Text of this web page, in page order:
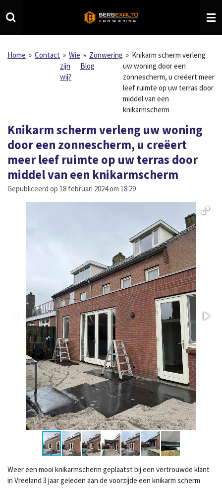
direct
hoofdinhoud
Home » Contact » Wie
zijn
wij?
» Zonwering
Blog
» Knikarm scherm verleng
uw woning door een
zonnescherm, u creëert meer
leef ruimte op uw terras door
middel van een
knikarmscherm
Knikarm scherm verleng uw woning
door een zonnescherm, u creëert
meer leef ruimte op uw terras door
middel van een knikarmscherm
Gepubliceerd op 18 februari 2024 om 18:29
Weer een mooi knikarmscherm geplaatst bij een vertrouwde klant
in Vreeland 3 jaar geleden aan de voorzijde een knikarm scherm